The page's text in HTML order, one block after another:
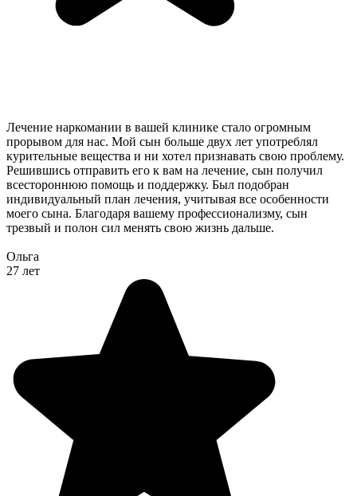
Лечение наркомании в вашей клинике стало огромным
прорывом для нас. Мой сын больше двух лет употреблял
курительные вещества и ни хотел признавать свою проблему.
Решившись отправить его к вам на лечение, сын получил
всестороннюю помощь и поддержку. Был подобран
индивидуальный план лечения, учитывая все особенности
моего сына. Благодаря вашему профессионализму, сын
трезвый и полон сил менять свою жизнь дальше.
Ольга
27 лет